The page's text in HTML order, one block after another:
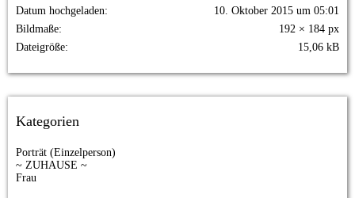
Datum hochgeladen
10. Oktober 2015 um 05:01
Bildmaße
192 × 184 px
Dateigröße
15,06 kB
Kategorien
Porträt (Einzelperson)
~ ZUHAUSE ~
Frau